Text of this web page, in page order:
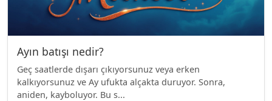
Ayın batışı nedir?
Geç saatlerde dışarı çıkıyorsunuz veya erken
kalkıyorsunuz ve Ay ufukta alçakta duruyor. Sonra,
aniden, kayboluyor. Bu s...